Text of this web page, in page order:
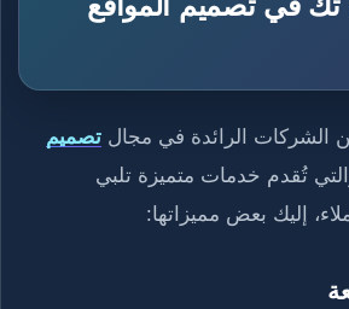
الشركات الرائدة في مجال تصميم
تُقدم خدمات متميزة تلبي
إليك بعض مميزاتها: